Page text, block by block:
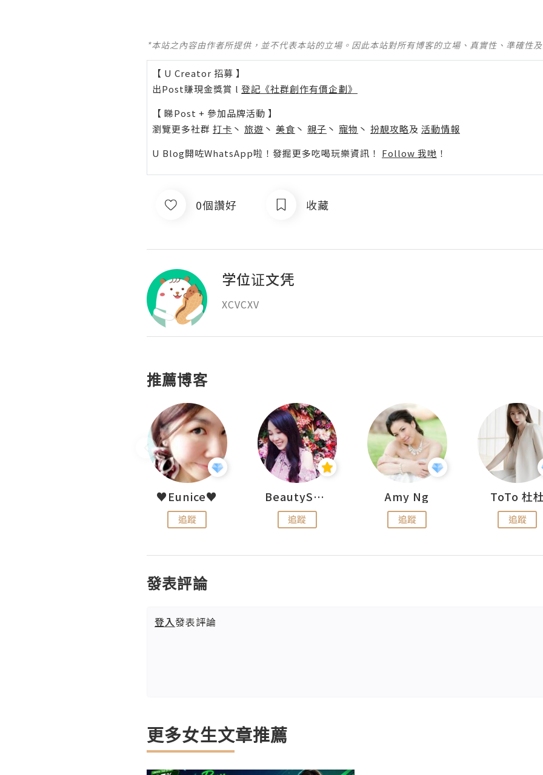
*本站之內容由作者所提供，並不代表本站的立場。因此本站對所有博客的立場、真實性、準確性
【 U Creator 招募 】
出Post賺現金獎賞 l 登記《社群創作有價企劃》
【 睇Post + 參加品牌活動 】
瀏覽更多社群 打卡 丶 旅遊 丶 美食 丶 親子 丶 寵物 丶 扮靚攻略及 活動情報
U Blog開咗WhatsApp啦！發掘更多吃喝玩樂資訊！ Follow 我哋 ！
0個讚好 收藏
学位证文凭
XCVCXV
推薦博客
♥Eunice♥
追蹤
BeautySearch
追蹤
Amy Ng
追蹤
ToTo 杜
追蹤
發表評論
登入發表評論
更多女生文章推薦